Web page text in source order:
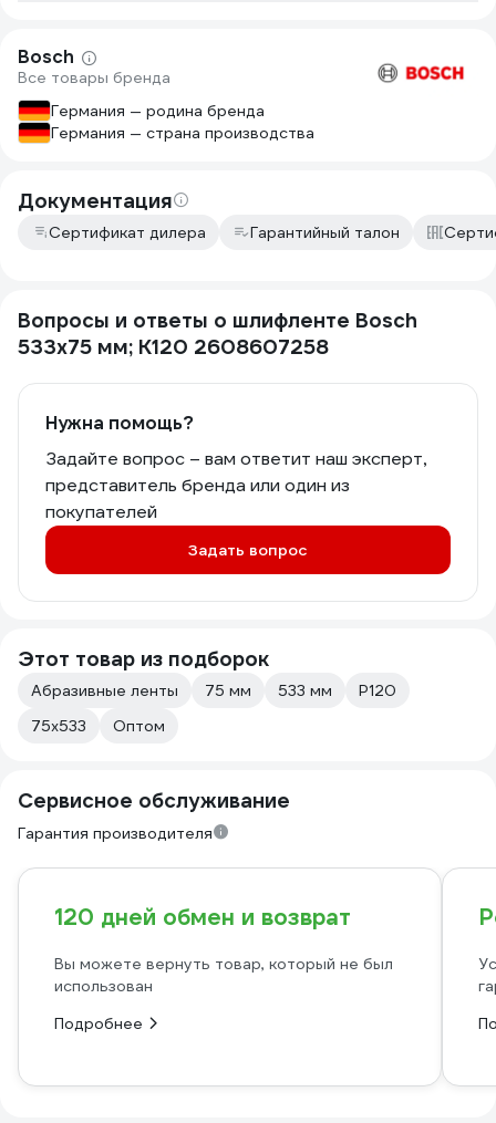
Bosch
Все товары бренда
Германия — родина бренда
Германия — страна производства
Документация
Сертификат дилера Гарантийный талон
Вопросы и ответы о шлифленте Bosch
533х75 мм; К120 2608607258
Нужна помощь?
Задайте вопрос – вам ответит наш эксперт,
представитель бренда или один из
покупателей
Задать вопрос
Этот товар из подборок
Абразивные ленты 75 мм 533 мм
Р120
75х533
Оптом
Сервисное обслуживание
Гарантия производителя
120 дней обмен и возврат
Вы можете вернуть товар, который не был
использован
Подробнее